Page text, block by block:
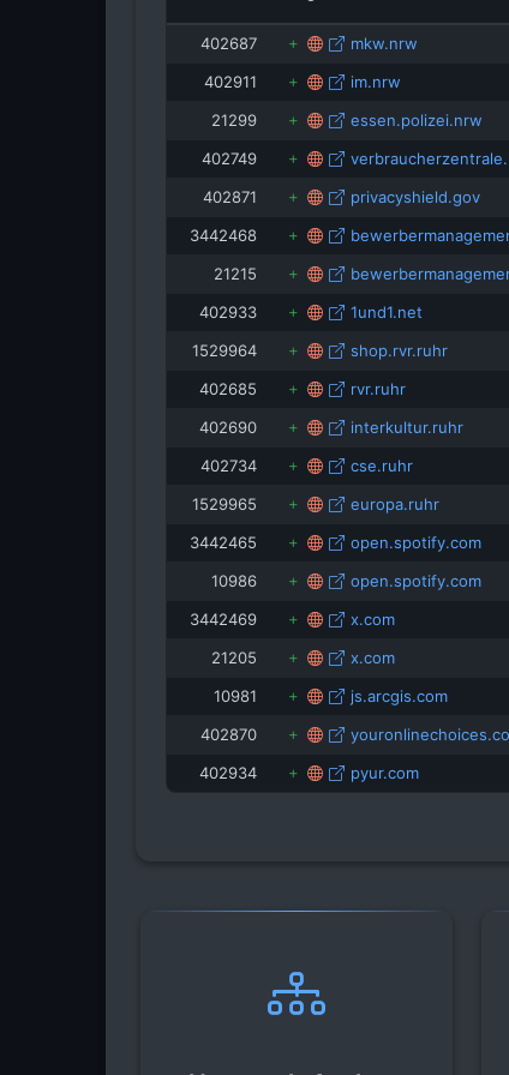
402687 mkw.nrw
402911
im.nrw
21299
essen.polizei.nrw
402749
402871
privacyshield.gov
3442468
21215
402933
1und1.net
1529964
shop.rvr.ruhr
402685
rvr.ruhr
402690
interkultur.ruhr
402734
cse.ruhr
1529965
europa.ruhr
3442465
open.spotify.com
10986
open.spotify.com
3442469
x.com
21205
x.com
10981
js.arcgis.com
402870
402934
pyur.com